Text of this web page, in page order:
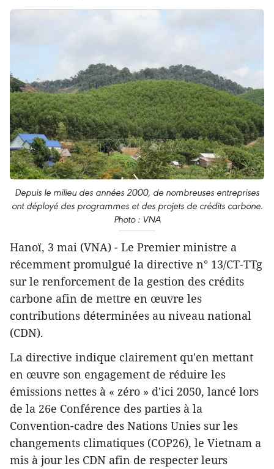
Depuis le milieu des années 2000, de nombreuses entreprises
ont déployé des programmes et des projets de crédits carbone.
Photo : VNA
Hanoï, 3 mai (VNA) - Le Premier ministre a
récemment promulgué la directive n° 13/CT-TTg
sur le renforcement de la gestion des crédits
carbone afin de mettre en œuvre les
contributions déterminées au niveau national
(CDN).
La directive indique clairement qu'en mettant
en œuvre son engagement de réduire les
émissions nettes à « zéro » d'ici 2050, lancé lors
de la 26e Conférence des parties à la
Convention-cadre des Nations Unies sur les
changements climatiques (COP26), le Vietnam a
mis à jour les CDN afin de respecter leurs